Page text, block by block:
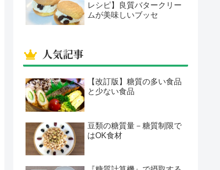
レシピ】良質バタークリー
ムが美味しいブッセ
人気記事
【改訂版】糖質の多い食品
と少ない食品
豆類の糖質量－糖質制限で
はOK食材